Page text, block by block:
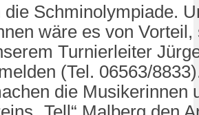
die Schminolympiade.
wäre es von Vorteil,
Turnierleiter
(Tel. 06563/
die Musikerinnen